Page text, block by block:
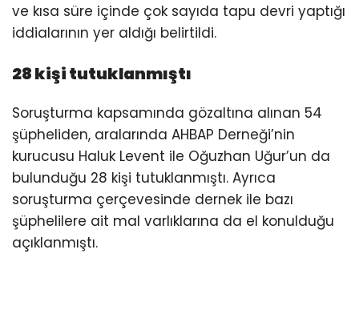
ve kısa süre içinde çok sayıda tapu devri yaptığı
iddialarının yer aldığı belirtildi.
28 kişi tutuklanmıştı
Soruşturma kapsamında gözaltına alınan 54
şüpheliden, aralarında AHBAP Derneği’nin
kurucusu Haluk Levent ile Oğuzhan Uğur’un da
bulunduğu 28 kişi tutuklanmıştı. Ayrıca
soruşturma çerçevesinde dernek ile bazı
şüphelilere ait mal varlıklarına da el konulduğu
açıklanmıştı.